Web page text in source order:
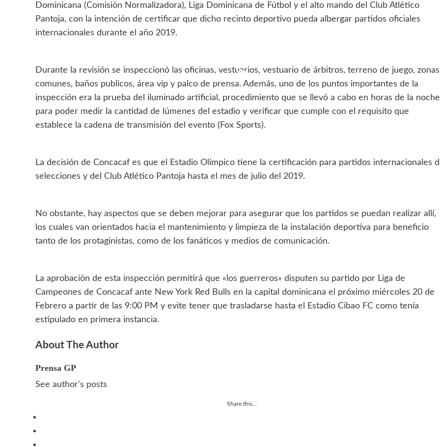
Dominicana (Comisión Normalizadora), Liga Dominicana de Fútbol y el alto mando del Club Atlético
Pantoja, con la intención de certificar que dicho recinto deportivo pueda albergar partidos oficiales
internacionales durante el año 2019.
Durante la revisión se inspeccionó las oficinas, vestuarios, vestuario de árbitros, terreno de juego, zonas
comunes, baños publicos, área vip y palco de prensa. Además, uno de los puntos importantes de la
inspección era la prueba del iluminado artificial, procedimiento que se llevó a cabo en horas de la noche
para poder medir la cantidad de lúmenes del estadio y verificar que cumple con el requisito que
establece la cadena de transmisión del evento (Fox Sports).
La decisión de Concacaf es que el Estadio Olímpico tiene la certificación para partidos internacionales
selecciones y del Club Atlético Pantoja hasta el mes de julio del 2019.
No obstante, hay aspectos que se deben mejorar para asegurar que los partidos se puedan realizar allí,
los cuales van orientados hacia el mantenimiento y limpieza de la instalación deportiva para beneficio
tanto de los protaginistas, como de los fanáticos y medios de comunicación.
La aprobación de esta inspección permitirá que «los guerreros» disputen su partido por Liga de
Campeones de Concacaf ante New York Red Bulls en la capital dominicana el próximo miércoles 20 de
Febrero a partir de las 9:00 PM y evite tener que trasladarse hasta el Estadio Cibao FC como tenía
estipulado en primera instancia.
About The Author
Prensa GP
See author's posts
Share this...